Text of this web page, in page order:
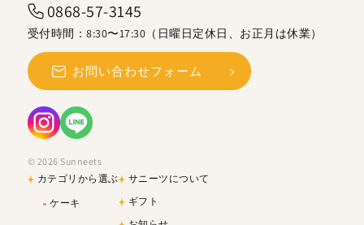
0868-57-3145
受付時間：8:30〜17:30（日曜日定休日、お正月は休業）
お問い合わせフォーム
© 2026 Sunneets
カテゴリから選ぶ
ケーキ
サニーツについて
ギフト